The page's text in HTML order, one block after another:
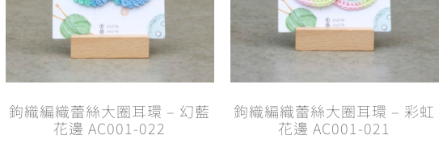
鉤織編織蕾絲大圈耳環 – 幻藍
花邊 AC001-022
鉤織編織蕾絲大圈耳環 – 彩虹
花邊 AC001-021